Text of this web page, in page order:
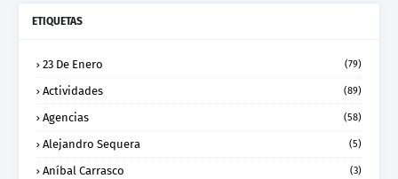
ETIQUETAS
23 De Enero (79)
Actividades (89)
Agencias (58)
Alejandro Sequera (5)
Aníbal Carrasco (3)